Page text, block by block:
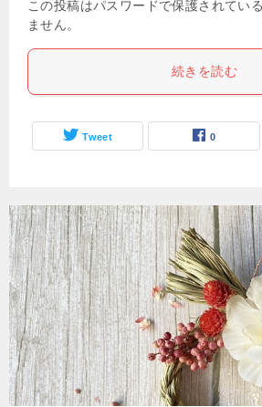
この投稿はパスワードで保護されてい
ません。
続きを読む
Tweet 0